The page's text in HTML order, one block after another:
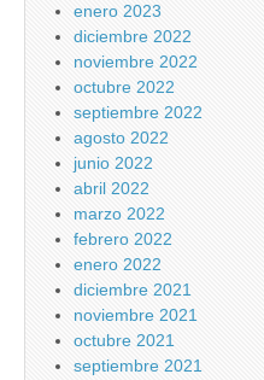
enero 2023
diciembre 2022
noviembre 2022
octubre 2022
septiembre 2022
agosto 2022
junio 2022
abril 2022
marzo 2022
febrero 2022
enero 2022
diciembre 2021
noviembre 2021
octubre 2021
septiembre 2021